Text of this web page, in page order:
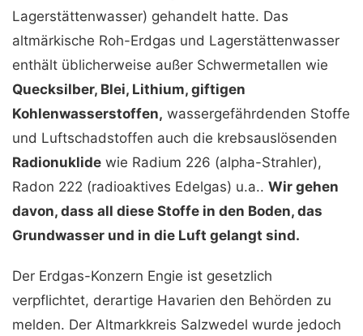
Lagerstättenwasser) gehandelt hatte. Das
altmärkische Roh-Erdgas und Lagerstättenwasser
enthält üblicherweise außer Schwermetallen wie
Quecksilber, Blei, Lithium, giftigen
Kohlenwasserstoffen, wassergefährdenden Stoffe
und Luftschadstoffen auch die krebsauslösenden
Radionuklide wie Radium 226 (alpha-Strahler),
Radon 222 (radioaktives Edelgas) u.a.. Wir gehen
davon, dass all diese Stoffe in den Boden, das
Grundwasser und in die Luft gelangt sind.
Der Erdgas-Konzern Engie ist gesetzlich
verpflichtet, derartige Havarien den Behörden zu
melden. Der Altmarkkreis Salzwedel wurde jedoch